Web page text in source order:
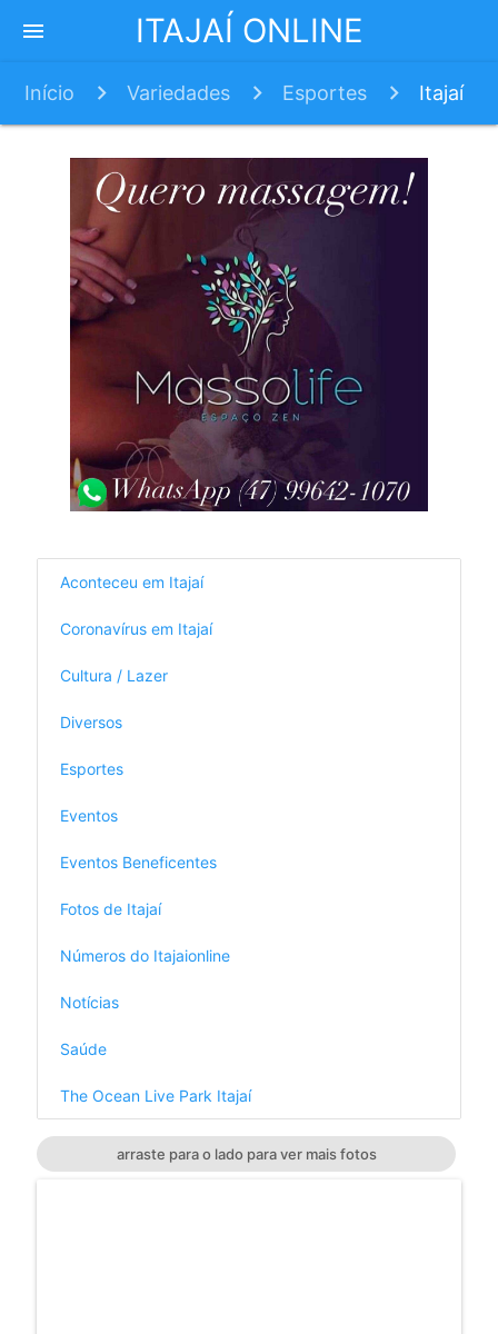
ITAJAÍ ONLINE
menu
Início Variedades Esportes Itajaí
recebe primeiro torneio de padel com
compensação de carbono
Aconteceu em Itajaí
Coronavírus em Itajaí
Cultura / Lazer
Diversos
Esportes
Eventos
Eventos Beneficentes
Fotos de Itajaí
Números do Itajaionline
Notícias
Saúde
The Ocean Live Park Itajaí
arraste para o lado para ver mais fotos